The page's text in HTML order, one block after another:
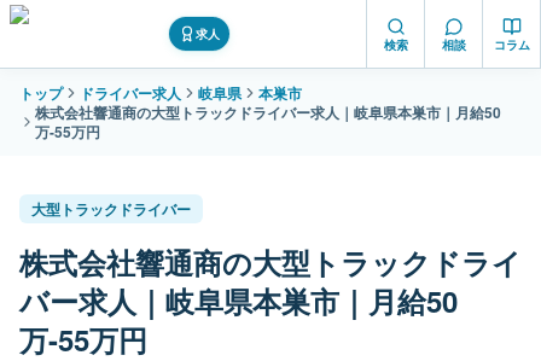
求人
検索 相談 コラム
トップ ドライバー求人 岐阜県
本巣市
株式会社響通商の大型トラックドライバー求人｜岐阜県本巣市｜月給50
万-55万円
大型トラックドライバー
株式会社響通商の大型トラックドライ
バー求人｜岐阜県本巣市｜月給50
万-55万円